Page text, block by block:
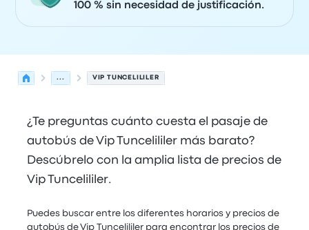
100 % sin necesidad de justificación.
... VIP TUNCELILILER
¿Te preguntas cuánto cuesta el pasaje de
autobús de Vip Tuncelililer más barato?
Descúbrelo con la amplia lista de precios de
Vip Tuncelililer.
Puedes buscar entre los diferentes horarios y precios de
autobús de Vip Tuncelililer para encontrar los precios de